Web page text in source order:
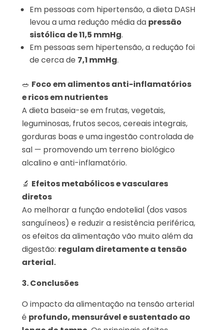
Em pessoas com hipertensão, a dieta DASH
levou a uma redução média da pressão
sistólica de 11,5 mmHg.
Em pessoas sem hipertensão, a redução foi
de cerca de 7,1 mmHg.
🥗 Foco em alimentos anti-inflamatórios
e ricos em nutrientes
A dieta baseia-se em frutas, vegetais,
leguminosas, frutos secos, cereais integrais,
gorduras boas e uma ingestão controlada de
sal — promovendo um terreno biológico
alcalino e anti-inflamatório.
🔬 Efeitos metabólicos e vasculares
diretos
Ao melhorar a função endotelial (dos vasos
sanguíneos) e reduzir a resistência periférica,
os efeitos da alimentação vão muito além da
digestão: regulam diretamente a tensão
arterial.
3. Conclusões
O impacto da alimentação na tensão arterial
é profundo, mensurável e sustentado ao